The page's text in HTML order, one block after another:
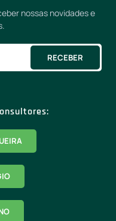
nossas novidades e
RECEBER